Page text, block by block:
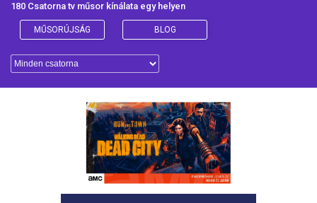
180 Csatornatv műsor kínálata egy helyen
MŰSORÚJSÁG BLOG